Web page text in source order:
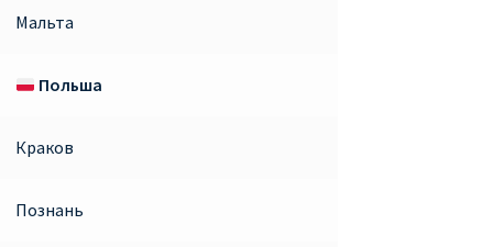
Мальта
Польша
Краков
Познань